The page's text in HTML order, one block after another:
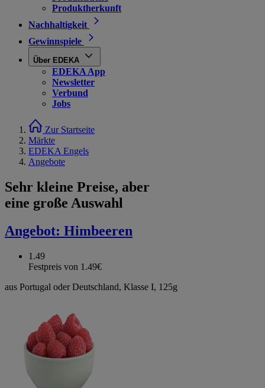
Produktherkunft
Nachhaltigkeit
Gewinnspiele
Über EDEKA
EDEKA App
Newsletter
Verbund
Jobs
Zur Startseite
Märkte
EDEKA Engels
Angebote
Sehr kleine Preise, aber
eine große Auswahl
Angebot: Himbeeren
1.49
Festpreis von 1.49€
aus Portugal oder Deutschland, Klasse I, 125g